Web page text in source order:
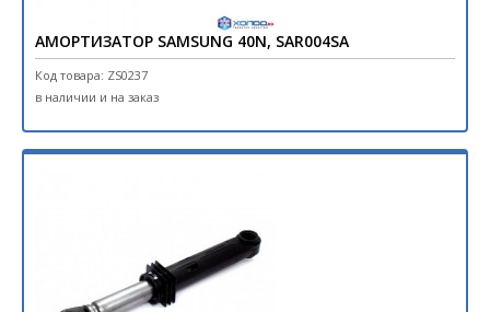
АМОРТИЗАТОР SAMSUNG 40N, SAR004SA
Код товара: ZS0237
в наличии и на заказ